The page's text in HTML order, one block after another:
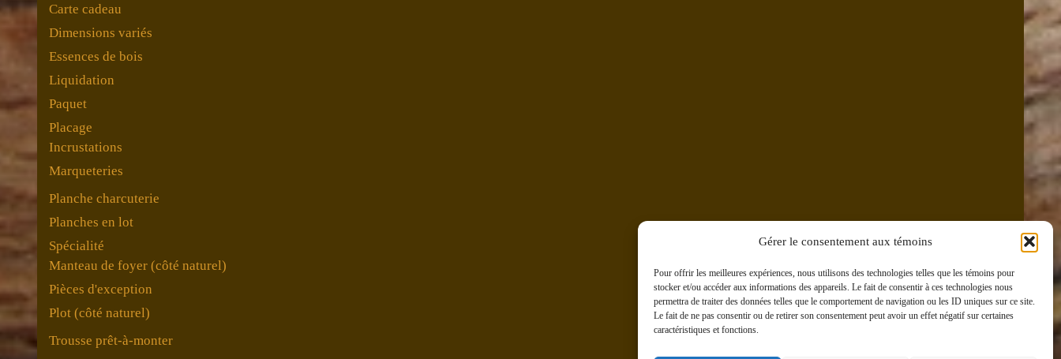
Gérer le consentement aux témoins
Pour offrir les meilleures expériences, nous utilisons des technologies telles que les témoins pour
stocker et/ou accéder aux informations des appareils. Le fait de consentir à ces technologies nous
permettra de traiter des données telles que le comportement de navigation ou les ID uniques sur ce site.
Le fait de ne pas consentir ou de retirer son consentement peut avoir un effet négatif sur certaines
caractéristiques et fonctions.
Carte cadeau
Dimensions variés
Essences de bois
Liquidation
Paquet
Placage
Incrustations
Marqueteries
Planche charcuterie
Planches en lot
Spécialité
Manteau de foyer (côté naturel)
Pièces d'exception
Plot (côté naturel)
Trousse prêt-à-monter